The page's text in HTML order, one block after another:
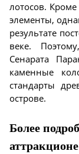
лотосов.
элементы,
результате
веке.
Сенарата
каменные
стандарты
острове.
Более
аттракционе